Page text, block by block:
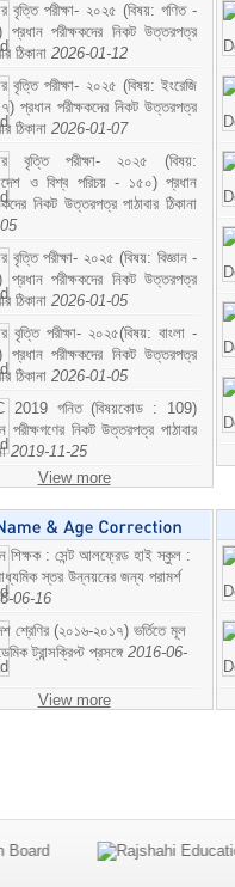
বৃত্তি পরীক্ষা- ২০২৫ (বিষয়: গণিত -
প্রধান পরীক্ষকদের নিকট উত্তরপত্র
ঠিকানা 2026-01-12
বৃত্তি পরীক্ষা- ২০২৫ (বিষয়: ইংরেজি
প্রধান পরীক্ষকদের নিকট উত্তরপত্র
ঠিকানা 2026-01-07
বৃত্তি পরীক্ষা- ২০২৫ (বিষয়:
ও বিশ্ব পরিচয় - ১৫০) প্রধান
নিকট উত্তরপত্র পাঠাবার ঠিকানা
বৃত্তি পরীক্ষা- ২০২৫ (বিষয়: বিজ্ঞান -
প্রধান পরীক্ষকদের নিকট উত্তরপত্র
ঠিকানা 2026-01-05
বৃত্তি পরীক্ষা- ২০২৫(বিষয়: বাংলা -
প্রধান পরীক্ষকদের নিকট উত্তরপত্র
ঠিকানা 2026-01-05
2019 গনিত (বিষয়কোড : 109)
পরীক্ষগণের নিকট উত্তরপত্র পাঠাবার
2019-11-25
View more
শিক্ষক : সেন্ট আলফ্রেড হাই স্কুল :
স্তর উন্নয়নের জন্য পরামর্শ
06-16
শ্রেণির (২০১৬-২০১৭) ভর্তিতে মূল
ট্রান্সক্রিপ্ট প্রসঙ্গে 2016-06-
View more